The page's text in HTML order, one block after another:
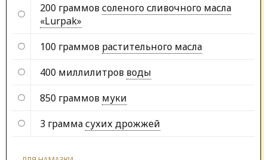
200 граммовсоленого сливочного масла
«Lurpak»
100 граммов растительного масла
400 миллилитров воды
850 граммов муки
3 граммасухих дрожжей